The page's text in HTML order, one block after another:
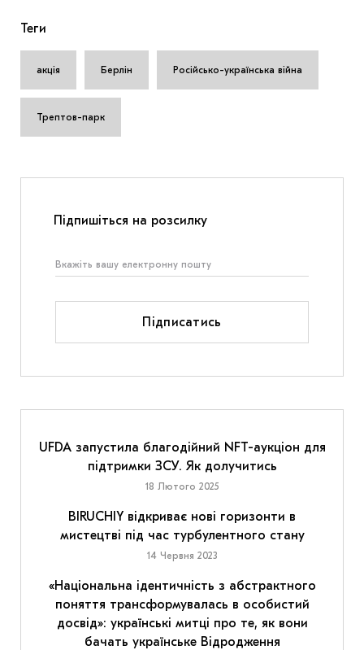
Теги
акція Берлін Російсько-українська війна
Трептов-парк
Підпишіться на розсилку
Підписатись
UFDA запустила благодійний NFT-аукціон для
підтримки ЗСУ. Як долучитись
18 Лютого 2025
BIRUCHIY відкриває нові горизонти в
мистецтві під час турбулентного стану
14 Червня 2023
«Національна ідентичність з абстрактного
поняття трансформувалась в особистий
досвід»: українські митці про те, як вони
бачать українське Відродження